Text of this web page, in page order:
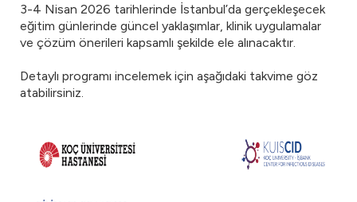
3-4 Nisan 2026 tarihlerinde İstanbul’da gerçekleşecek
eğitim günlerinde güncel yaklaşımlar, klinik uygulamalar
ve çözüm önerileri kapsamlı şekilde ele alınacaktır.
Detaylı programı incelemek için aşağıdaki takvime göz
atabilirsiniz.